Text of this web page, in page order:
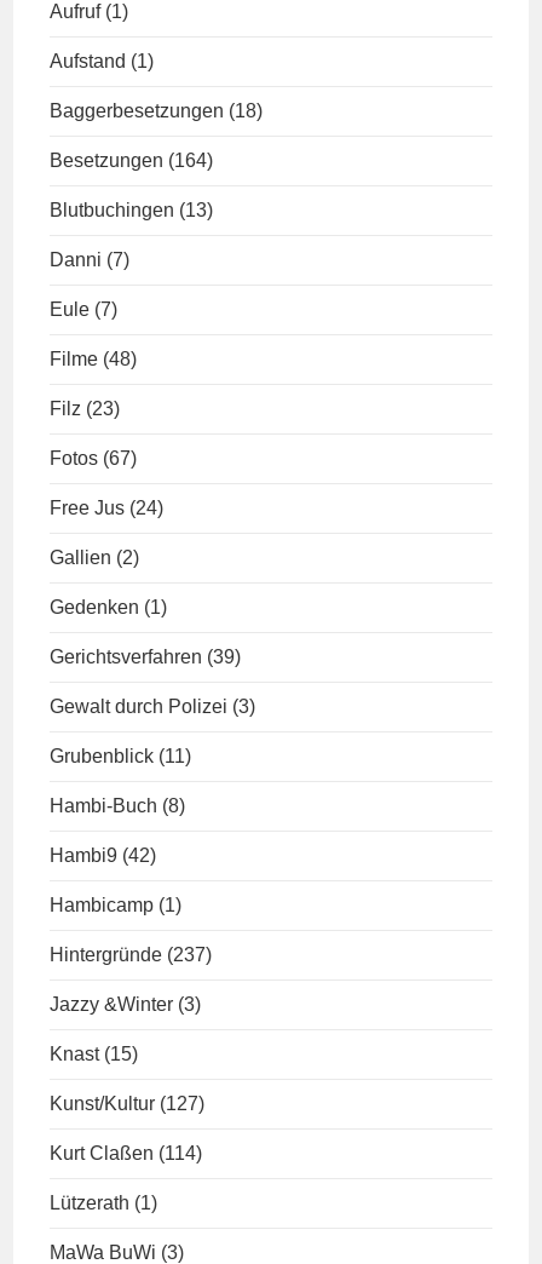
Aufruf (1)
Aufstand (1)
Baggerbesetzungen (18)
Besetzungen (164)
Blutbuchingen (13)
Danni (7)
Eule (7)
Filme (48)
Filz (23)
Fotos (67)
Free Jus (24)
Gallien (2)
Gedenken (1)
Gerichtsverfahren (39)
Gewalt durch Polizei (3)
Grubenblick (11)
Hambi-Buch (8)
Hambi9 (42)
Hambicamp (1)
Hintergründe (237)
Jazzy &Winter (3)
Knast (15)
Kunst/Kultur (127)
Kurt Claßen (114)
Lützerath (1)
MaWa BuWi (3)